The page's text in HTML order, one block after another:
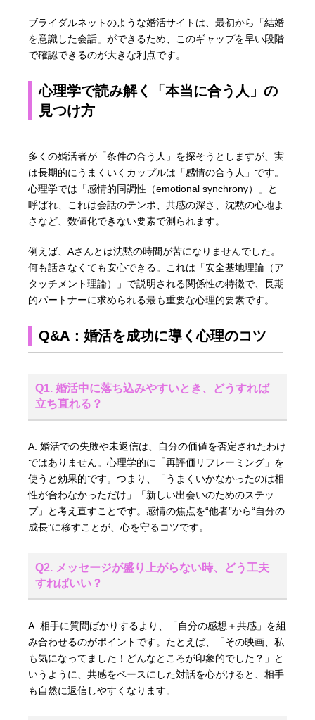
ブライダルネットのような婚活サイトは、最初から「結婚
を意識した会話」ができるため、このギャップを早い段階
で確認できるのが大きな利点です。
心理学で読み解く「本当に合う人」の
見つけ方
多くの婚活者が「条件の合う人」を探そうとしますが、実
は長期的にうまくいくカップルは「感情の合う人」です。
心理学では「感情的同調性（emotional synchrony）」と
呼ばれ、これは会話のテンポ、共感の深さ、沈黙の心地よ
さなど、数値化できない要素で測られます。
例えば、Aさんとは沈黙の時間が苦になりませんでした。
何も話さなくても安心できる。これは「安全基地理論（ア
タッチメント理論）」で説明される関係性の特徴で、長期
的パートナーに求められる最も重要な心理的要素です。
Q&A：婚活を成功に導く心理のコツ
Q1. 婚活中に落ち込みやすいとき、どうすれば
立ち直れる？
A. 婚活での失敗や未返信は、自分の価値を否定されたわけ
ではありません。心理学的に「再評価リフレーミング」を
使うと効果的です。つまり、「うまくいかなかったのは相
性が合わなかっただけ」「新しい出会いのためのステッ
プ」と考え直すことです。感情の焦点を“他者”から“自分の
成長”に移すことが、心を守るコツです。
Q2. メッセージが盛り上がらない時、どう工夫
すればいい？
A. 相手に質問ばかりするより、「自分の感想＋共感」を組
み合わせるのがポイントです。たとえば、「その映画、私
も気になってました！どんなところが印象的でした？」と
いうように、共感をベースにした対話を心がけると、相手
も自然に返信しやすくなります。